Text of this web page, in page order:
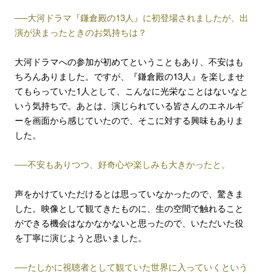
──大河ドラマ『鎌倉殿の13人』に初登場されましたが、出
演が決まったときのお気持ちは？
大河ドラマへの参加が初めてということもあり、不安はも
ちろんありました。ですが、『鎌倉殿の13人』を楽しませ
てもらっていた1人として、こんなに光栄なことはないなと
いう気持ちで。あとは、演じられている皆さんのエネルギ
ーを画面から感じていたので、そこに対する興味もありま
した。
──不安もありつつ、好奇心や楽しみも大きかったと。
声をかけていただけるとは思っていなかったので、驚きま
した。映像として観てきたものに、生の空間で触れること
ができる機会はなかなかないと思ったので、いただいた役
を丁寧に演じようと思いました。
──たしかに視聴者として観ていた世界に入っていくという